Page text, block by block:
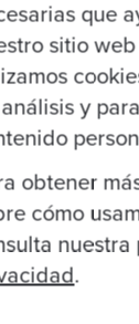
que
sitio
y
obtener
cómo
nuestra
.
a esta
nos